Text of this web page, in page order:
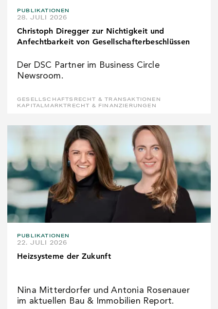
PUBLIKATIONEN
28. JULI 2026
Christoph Diregger zur Nichtigkeit und
Anfechtbarkeit von Gesellschafterbeschlüssen
Der DSC Partner im Business Circle
Newsroom.
GESELLSCHAFTSRECHT & TRANSAKTIONEN
KAPITALMARKTRECHT & FINANZIERUNGEN
PUBLIKATIONEN
22. JULI 2026
Heizsysteme der Zukunft
Nina Mitterdorfer und Antonia Rosenauer
im aktuellen Bau & Immobilien Report.